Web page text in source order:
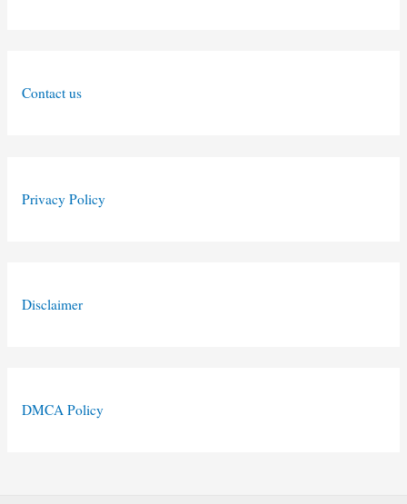
Contact us
Privacy Policy
Disclaimer
DMCA Policy